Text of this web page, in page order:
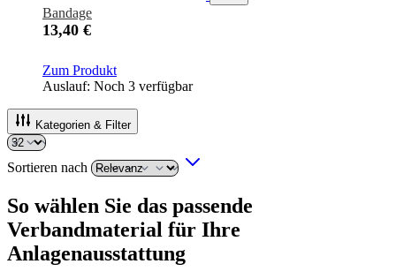
Bandage
13,40 €
Zum Produkt
Auslauf: Noch 3 verfügbar
Kategorien & Filter
Sortieren nach
So wählen Sie das passende
Verbandmaterial für Ihre
Anlagenausstattung